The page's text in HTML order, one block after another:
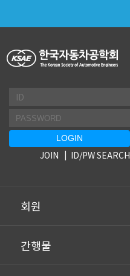
회원
간행물
JOIN ID/PW SEARCH